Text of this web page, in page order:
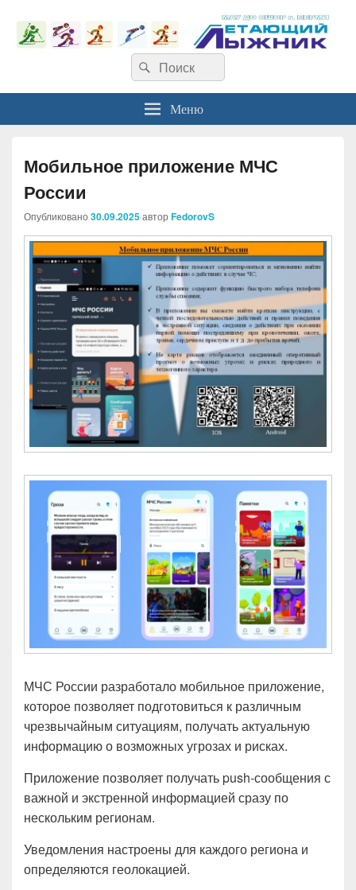
Найти:Поиск
Меню
Мобильное приложение МЧС
России
Опубликовано 30.09.2025автор FedorovS
МЧС России разработало мобильное приложение,
которое позволяет подготовиться к различным
чрезвычайным ситуациям, получать актуальную
информацию о возможных угрозах и рисках.
Приложение позволяет получать push-сообщения с
важной и экстренной информацией сразу по
нескольким регионам.
Уведомления настроены для каждого региона и
определяются геолокацией.